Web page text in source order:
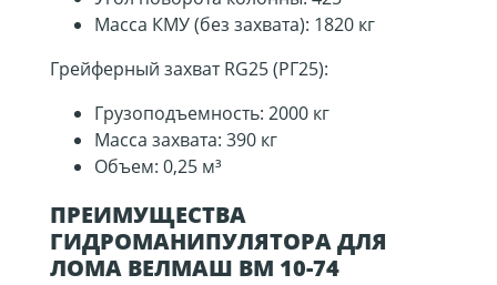
Масса КМУ (без захвата): 1820 кг
Грейферный захват RG25 (РГ25):
Грузоподъемность: 2000 кг
Масса захвата: 390 кг
Объем: 0,25 м³
ПРЕИМУЩЕСТВА
ГИДРОМАНИПУЛЯТОРА ДЛЯ
ЛОМА ВЕЛМАШ ВМ 10-74